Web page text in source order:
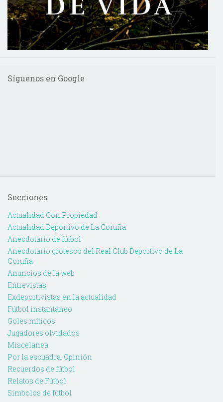
Síguenos en Google
Secciones
Actualidad Con Propiedad
Actualidad Deportivo de La Coruña
Anecdotario de fútbol
Anecdotario grotesco del Real Club Deportivo de La
Coruña
Anuncios de la web
Entrevistas
Exdeportivistas en la actualidad
Fútbol instantáneo
Goles míticos
Jugadores olvidados
Miscelanea
Por la escuadra. Opinión
Recuerdos de fútbol
Relatos de Fútbol
Simbolos de fútbol